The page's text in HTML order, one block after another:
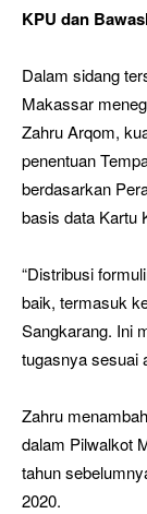
KPU dan
Dalam sidang
Makassar
Zahru Arqom,
penentuan
berdasarkan
basis data Kartu
“Distribusi
baik, termasuk
Sangkarang. Ini
tugasnya sesuai
Zahru
dalam Pilwalkot
tahun
2020.